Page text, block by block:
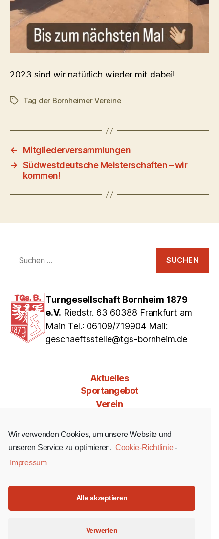
2023 sind wir natürlich wieder mit dabei!
Schlagwörter
Tag der Bornheimer Vereine
←
Mitgliederversammlungen
→ Südwestdeutsche Meisterschaften – wir
kommen!
Turngesellschaft Bornheim 1879
e.V. Riedstr. 63 60388 Frankfurt am
Main Tel.: 06109/719904 Mail:
geschaeftsstelle@tgs-bornheim.de
nach:
Aktuelles
Sportangebot
Verein
Jobs & Co
Kontakt
Facebook Instagram YouTube
Impressum
Wir verwenden Cookies, um unsere Website und
unseren Service zu optimieren. Cookie-Richtlinie-
Impressum
Alle akzeptieren
Verwerfen